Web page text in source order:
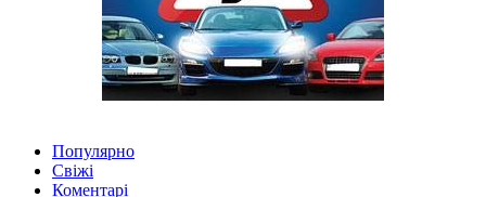
Популярно
Свіжі
Коментарі